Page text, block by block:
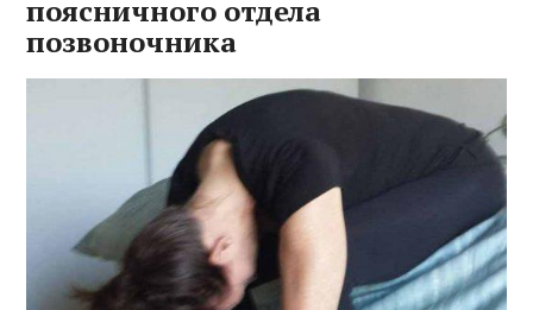
поясничного отдела
позвоночника